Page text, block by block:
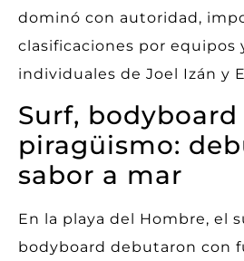
dominó con autoridad,
clasificaciones por equipos
individuales de Joel Izán y
Surf, bodyboard
piragüismo:
sabor a mar
En la playa del Hombre, el
bodyboard debutaron con